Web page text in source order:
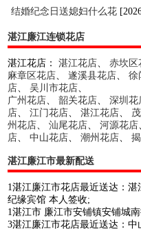
结婚纪念日送媳妇什么花
湛江廉江连锁花店
湛江花店：湛江花店、赤坎区
麻章区花店、遂溪县花店、徐
店、吴川市花店、
广州花店、韶关花店、深圳花
店、江门花店、湛江花店、
州花店、汕尾花店、河源花店
店、中山花店、潮州花店、
湛江廉江市最新配送
1湛江廉江市花店最近送达：
纪缘宾馆 本人签收;
1湛江市 廉江市安铺镇安铺城
3湛江廉江市花店最近送达：